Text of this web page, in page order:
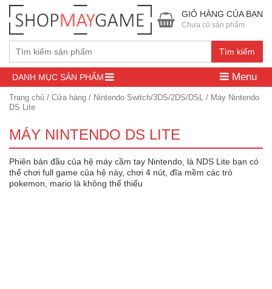
Tìm kiếm
GIỎ HÀNG CỦA BẠN
Chưa có sản phẩm
DANH MỤC SẢN PHẨM Menu
Trang chủ / Cửa hàng / Nintendo Switch/3DS/2DS/DSL / Máy Nintendo
DS Lite
MÁY NINTENDO DS LITE
Phiên bản đầu của hệ máy cầm tay Nintendo, là NDS Lite bạn có
thể chơi full game của hệ này, chơi 4 nút, đĩa mềm các trò
pokemon, mario là không thể thiếu